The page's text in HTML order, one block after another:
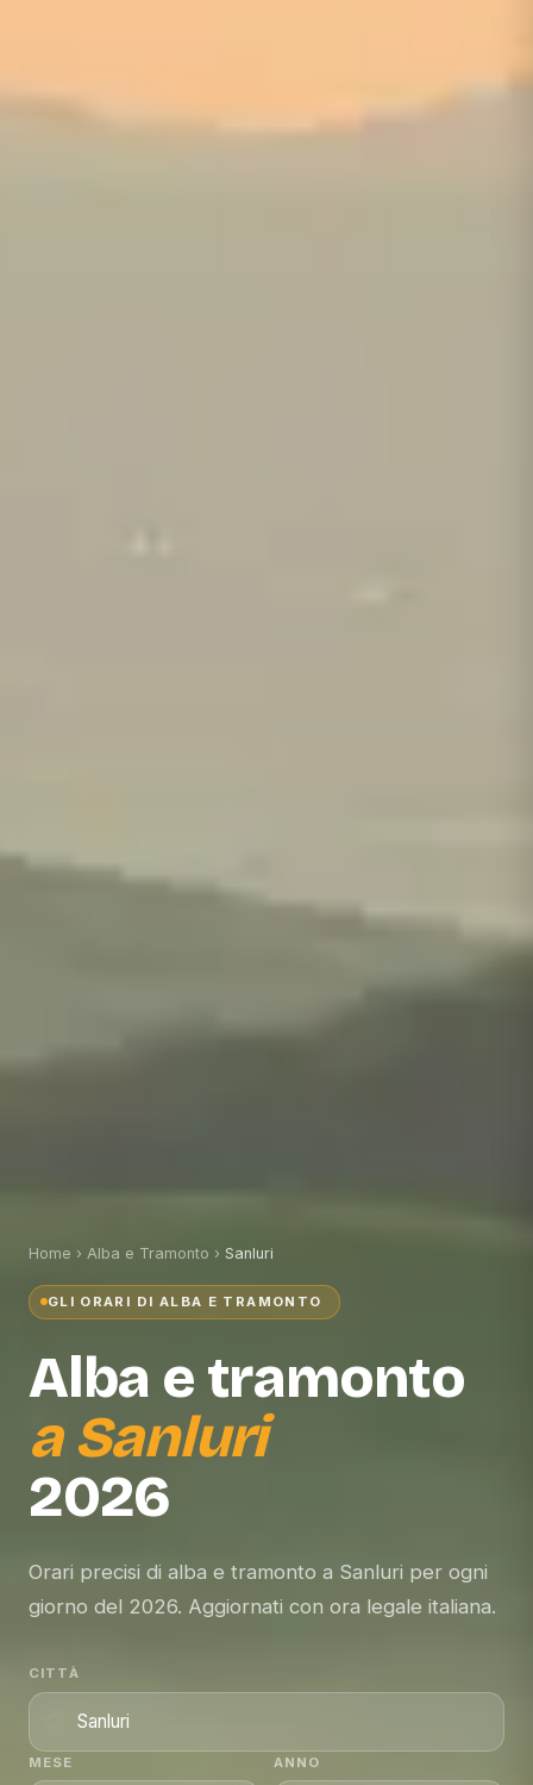
Home › Alba e Tramonto › Sanluri
GLI ORARI DI ALBA E TRAMONTO
Alba e tramonto
a Sanluri
2026
Orari precisi di alba e tramonto a Sanluri per ogni
giorno del 2026. Aggiornati con ora legale italiana.
CITTÀ
MESE ANNO